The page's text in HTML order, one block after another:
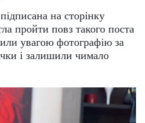
на сторінку
пройти повз такого поста
увагою фотографію за
і залишили чимало